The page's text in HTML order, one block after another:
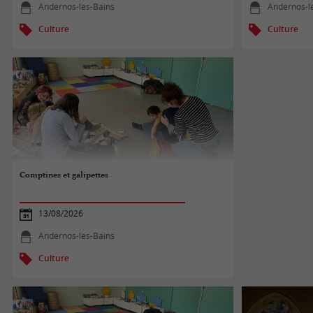
Andernos-les-Bains
Culture
Andernos-
Culture
Comptines et galipettes
13/08/2026
Andernos-les-Bains
Culture